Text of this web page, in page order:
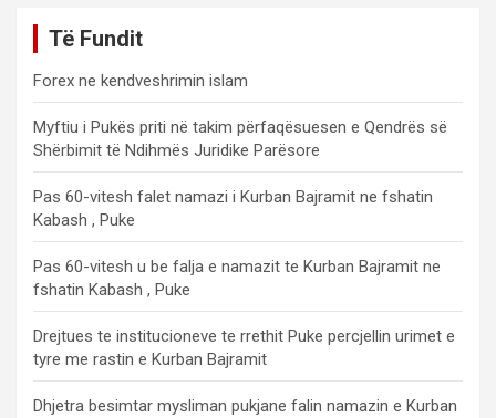
Të Fundit
Forex ne kendveshrimin islam
Myftiu i Pukës priti në takim përfaqësuesen e Qendrës së
Shërbimit të Ndihmës Juridike Parësore
Pas 60-vitesh falet namazi i Kurban Bajramit ne fshatin
Kabash , Puke
Pas 60-vitesh u be falja e namazit te Kurban Bajramit ne
fshatin Kabash , Puke
Drejtues te institucioneve te rrethit Puke percjellin urimet e
tyre me rastin e Kurban Bajramit
Dhjetra besimtar mysliman pukjane falin namazin e Kurban